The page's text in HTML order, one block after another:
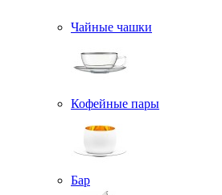
Чайные чашки
Кофейные пары
Бар